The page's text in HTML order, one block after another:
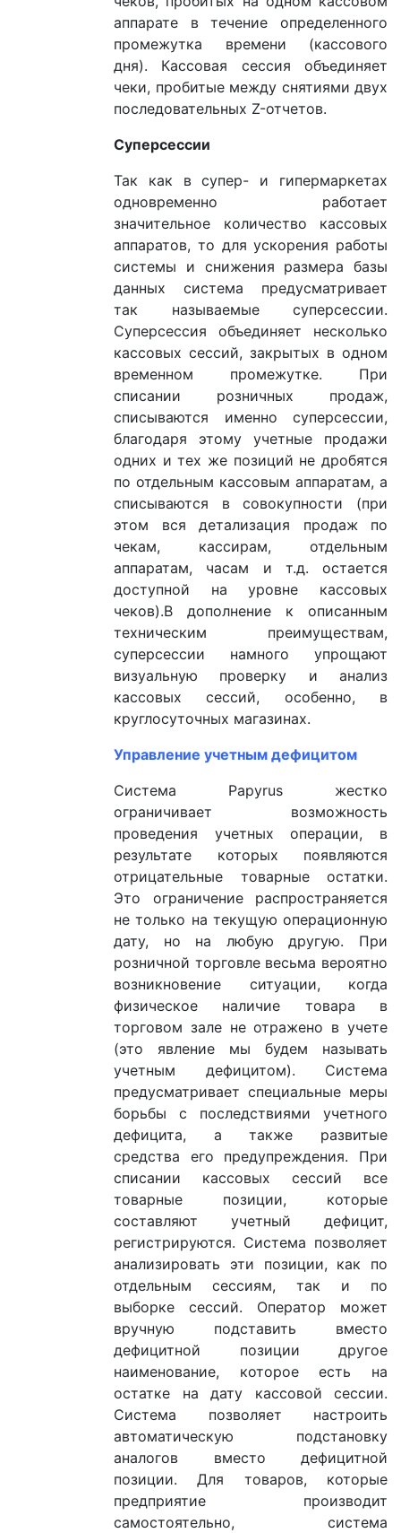
аппарате в течение определенного
промежутка времени (кассового
дня). Кассовая сессия объединяет
чеки, пробитые между снятиями двух
последовательных Z-отчетов.
Суперсессии
Так как в супер- и гипермаркетах
одновременно работает
значительное количество кассовых
аппаратов, то для ускорения работы
системы и снижения размера базы
данных система предусматривает
так называемые суперсессии.
Суперсессия объединяет несколько
кассовых сессий, закрытых в одном
временном промежутке. При
списании розничных продаж,
списываются именно суперсессии,
благодаря этому учетные продажи
одних и тех же позиций не дробятся
по отдельным кассовым аппаратам, а
списываются в совокупности (при
этом вся детализация продаж по
чекам, кассирам, отдельным
аппаратам, часам и т.д. остается
доступной на уровне кассовых
чеков).В дополнение к описанным
техническим преимуществам,
суперсессии намного упрощают
визуальную проверку и анализ
кассовых сессий, особенно, в
круглосуточных магазинах.
Управление учетным дефицитом
Система Papyrus жестко
ограничивает возможность
проведения учетных операции, в
результате которых появляются
отрицательные товарные остатки.
Это ограничение распространяется
не только на текущую операционную
дату, но на любую другую. При
розничной торговле весьма вероятно
возникновение ситуации, когда
физическое наличие товара в
торговом зале не отражено в учете
(это явление мы будем называть
учетным дефицитом). Система
предусматривает специальные меры
борьбы с последствиями учетного
дефицита, а также развитые
средства его предупреждения. При
списании кассовых сессий все
товарные позиции, которые
составляют учетный дефицит,
регистрируются. Система позволяет
анализировать эти позиции, как по
отдельным сессиям, так и по
выборке сессий. Оператор может
вручную подставить вместо
дефицитной позиции другое
наименование, которое есть на
остатке на дату кассовой сессии.
Система позволяет настроить
автоматическую подстановку
аналогов вместо дефицитной
позиции. Для товаров, которые
предприятие производит
самостоятельно, система